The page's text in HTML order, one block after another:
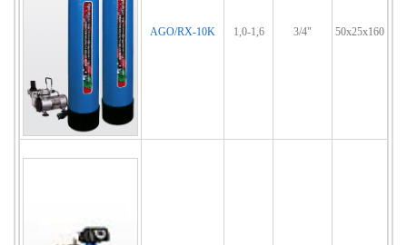
AGO/RX-10K 1,0-1,6 3/4" 50x25x160